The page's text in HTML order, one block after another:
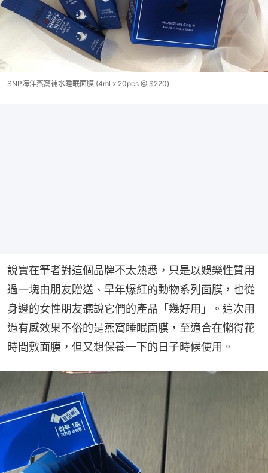
SNP海洋燕窩補水睡眠面膜 (4ml x 20pcs @ $220)
說實在筆者對這個品牌不太熟悉，只是以娛樂性質用
過一塊由朋友贈送、早年爆紅的動物系列面膜，也從
身邊的女性朋友聽說它們的產品「幾好用」。這次用
過有感效果不俗的是燕窩睡眠面膜，至適合在懶得花
時間敷面膜，但又想保養一下的日子時候使用。